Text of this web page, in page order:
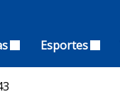
Esportes